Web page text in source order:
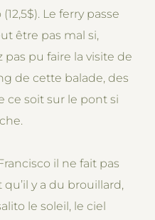
Le ferry passe
être pas mal si,
pas pu faire la visite de
de cette balade, des
ce soit sur le pont si
il ne fait pas
y a du brouillard,
le soleil, le ciel